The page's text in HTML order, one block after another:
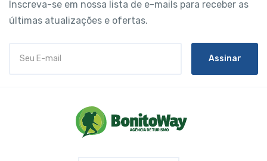
Inscreva-se em nossa lista de e-mails para receber as
últimas atualizações e ofertas.
Assinar